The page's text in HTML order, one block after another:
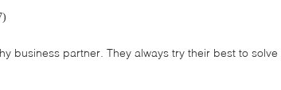
business partner. They always try their best to